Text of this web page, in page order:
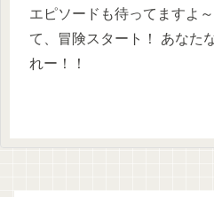
エピソードも待ってますよ
て、冒険スタート！ あなた
れー！！